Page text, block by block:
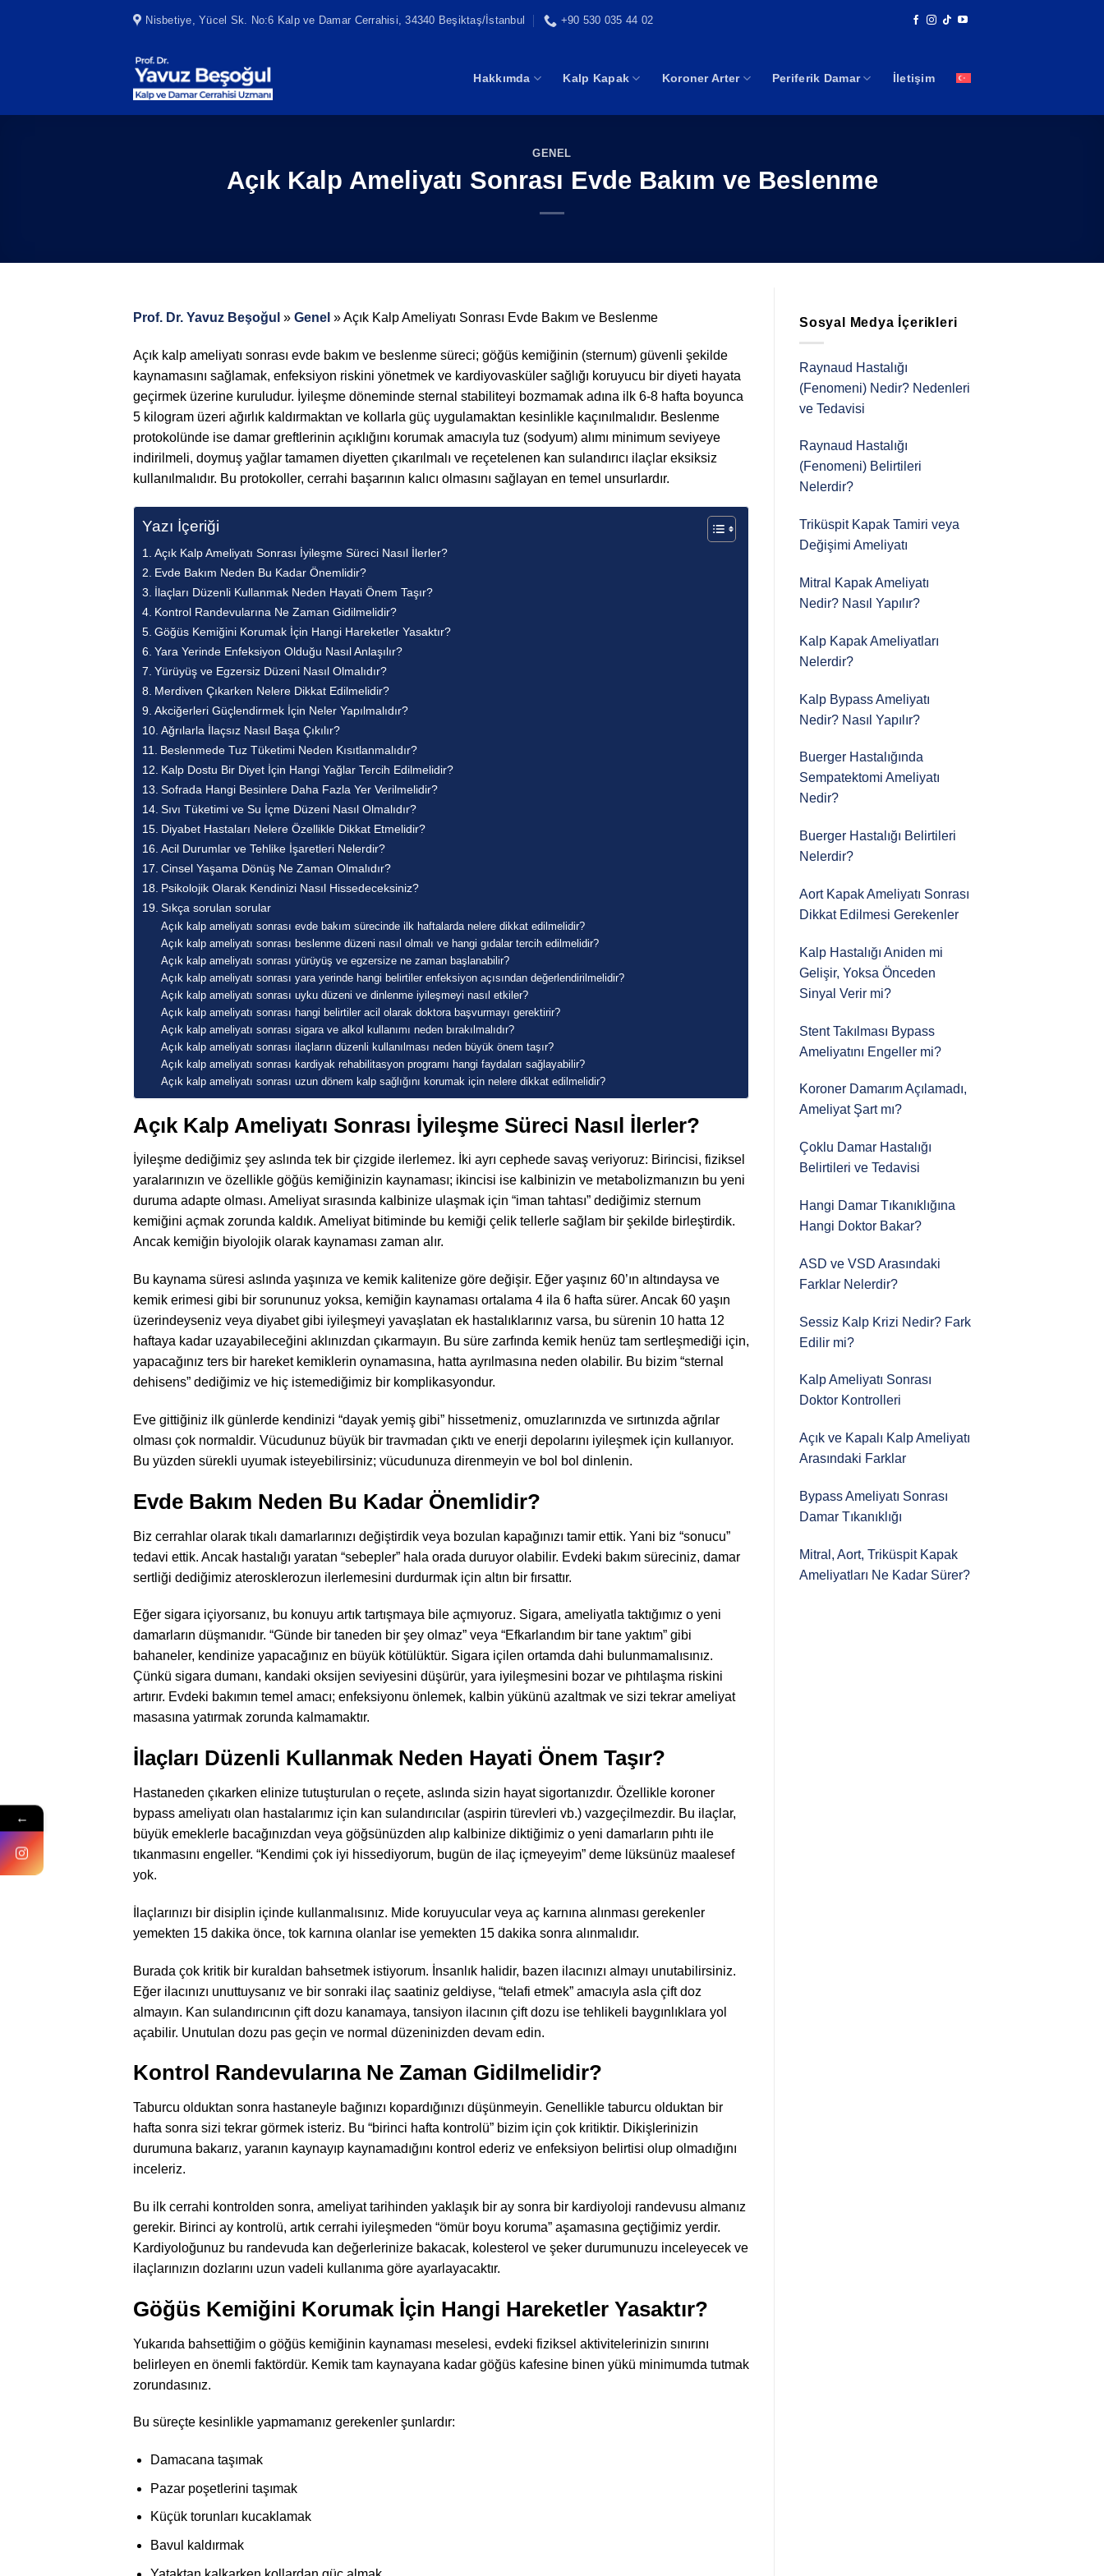
Nisbetiye, Yücel Sk. No:6 Kalp ve Damar Cerrahisi, 34340 Beşiktaş/İstanbul +90 530 035 44 02
Hakkımda Kalp Kapak Koroner Arter Periferik Damar İletişim
GENEL
Açık Kalp Ameliyatı Sonrası Evde Bakım ve Beslenme
Prof. Dr. Yavuz Beşoğul » Genel »Açık Kalp Ameliyatı Sonrası Evde Bakım ve Beslenme
Açık kalp ameliyatı sonrası evde bakım ve beslenme süreci; göğüs kemiğinin (sternum) güvenli şekilde
kaynamasını sağlamak, enfeksiyon riskini yönetmek ve kardiyovasküler sağlığı koruyucu bir diyeti hayata
geçirmek üzerine kuruludur. İyileşme döneminde sternal stabiliteyi bozmamak adına ilk 6-8 hafta boyunca
5 kilogram üzeri ağırlık kaldırmaktan ve kollarla güç uygulamaktan kesinlikle kaçınılmalıdır. Beslenme
protokolünde ise damar greftlerinin açıklığını korumak amacıyla tuz (sodyum) alımı minimum seviyeye
indirilmeli, doymuş yağlar tamamen diyetten çıkarılmalı ve reçetelenen kan sulandırıcı ilaçlar eksiksiz
kullanılmalıdır. Bu protokoller, cerrahi başarının kalıcı olmasını sağlayan en temel unsurlardır.
Yazı İçeriği
Açık Kalp Ameliyatı Sonrası İyileşme Süreci Nasıl İlerler?
Evde Bakım Neden Bu Kadar Önemlidir?
İlaçları Düzenli Kullanmak Neden Hayati Önem Taşır?
Kontrol Randevularına Ne Zaman Gidilmelidir?
Göğüs Kemiğini Korumak İçin Hangi Hareketler Yasaktır?
Yara Yerinde Enfeksiyon Olduğu Nasıl Anlaşılır?
Yürüyüş ve Egzersiz Düzeni Nasıl Olmalıdır?
Merdiven Çıkarken Nelere Dikkat Edilmelidir?
Akciğerleri Güçlendirmek İçin Neler Yapılmalıdır?
Ağrılarla İlaçsız Nasıl Başa Çıkılır?
Beslenmede Tuz Tüketimi Neden Kısıtlanmalıdır?
Kalp Dostu Bir Diyet İçin Hangi Yağlar Tercih Edilmelidir?
Sofrada Hangi Besinlere Daha Fazla Yer Verilmelidir?
Sıvı Tüketimi ve Su İçme Düzeni Nasıl Olmalıdır?
Diyabet Hastaları Nelere Özellikle Dikkat Etmelidir?
Acil Durumlar ve Tehlike İşaretleri Nelerdir?
Cinsel Yaşama Dönüş Ne Zaman Olmalıdır?
Psikolojik Olarak Kendinizi Nasıl Hissedeceksiniz?
Sıkça sorulan sorular
Açık kalp ameliyatı sonrası evde bakım sürecinde ilk haftalarda nelere dikkat edilmelidir?
Açık kalp ameliyatı sonrası beslenme düzeni nasıl olmalı ve hangi gıdalar tercih edilmelidir?
Açık kalp ameliyatı sonrası yürüyüş ve egzersize ne zaman başlanabilir?
Açık kalp ameliyatı sonrası yara yerinde hangi belirtiler enfeksiyon açısından değerlendirilmelidir?
Açık kalp ameliyatı sonrası uyku düzeni ve dinlenme iyileşmeyi nasıl etkiler?
Açık kalp ameliyatı sonrası hangi belirtiler acil olarak doktora başvurmayı gerektirir?
Açık kalp ameliyatı sonrası sigara ve alkol kullanımı neden bırakılmalıdır?
Açık kalp ameliyatı sonrası ilaçların düzenli kullanılması neden büyük önem taşır?
Açık kalp ameliyatı sonrası kardiyak rehabilitasyon programı hangi faydaları sağlayabilir?
Açık kalp ameliyatı sonrası uzun dönem kalp sağlığını korumak için nelere dikkat edilmelidir?
Açık Kalp Ameliyatı Sonrası İyileşme Süreci Nasıl İlerler?
İyileşme dediğimiz şey aslında tek bir çizgide ilerlemez. İki ayrı cephede savaş veriyoruz: Birincisi, fiziksel
yaralarınızın ve özellikle göğüs kemiğinizin kaynaması; ikincisi ise kalbinizin ve metabolizmanızın bu yeni
duruma adapte olması. Ameliyat sırasında kalbinize ulaşmak için “iman tahtası” dediğimiz sternum
kemiğini açmak zorunda kaldık. Ameliyat bitiminde bu kemiği çelik tellerle sağlam bir şekilde birleştirdik.
Ancak kemiğin biyolojik olarak kaynaması zaman alır.
Bu kaynama süresi aslında yaşınıza ve kemik kalitenize göre değişir. Eğer yaşınız 60’ın altındaysa ve
kemik erimesi gibi bir sorununuz yoksa, kemiğin kaynaması ortalama 4 ila 6 hafta sürer. Ancak 60 yaşın
üzerindeyseniz veya diyabet gibi iyileşmeyi yavaşlatan ek hastalıklarınız varsa, bu sürenin 10 hatta 12
haftaya kadar uzayabileceğini aklınızdan çıkarmayın. Bu süre zarfında kemik henüz tam sertleşmediği için,
yapacağınız ters bir hareket kemiklerin oynamasına, hatta ayrılmasına neden olabilir. Bu bizim “sternal
dehisens” dediğimiz ve hiç istemediğimiz bir komplikasyondur.
Eve gittiğiniz ilk günlerde kendinizi “dayak yemiş gibi” hissetmeniz, omuzlarınızda ve sırtınızda ağrılar
olması çok normaldir. Vücudunuz büyük bir travmadan çıktı ve enerji depolarını iyileşmek için kullanıyor.
Bu yüzden sürekli uyumak isteyebilirsiniz; vücudunuza direnmeyin ve bol bol dinlenin.
Evde Bakım Neden Bu Kadar Önemlidir?
Biz cerrahlar olarak tıkalı damarlarınızı değiştirdik veya bozulan kapağınızı tamir ettik. Yani biz “sonucu”
tedavi ettik. Ancak hastalığı yaratan “sebepler” hala orada duruyor olabilir. Evdeki bakım süreciniz, damar
sertliği dediğimiz aterosklerozun ilerlemesini durdurmak için altın bir fırsattır.
Eğer sigara içiyorsanız, bu konuyu artık tartışmaya bile açmıyoruz. Sigara, ameliyatla taktığımız o yeni
damarların düşmanıdır. “Günde bir taneden bir şey olmaz” veya “Efkarlandım bir tane yaktım” gibi
bahaneler, kendinize yapacağınız en büyük kötülüktür. Sigara içilen ortamda dahi bulunmamalısınız.
Çünkü sigara dumanı, kandaki oksijen seviyesini düşürür, yara iyileşmesini bozar ve pıhtılaşma riskini
artırır. Evdeki bakımın temel amacı; enfeksiyonu önlemek, kalbin yükünü azaltmak ve sizi tekrar ameliyat
masasına yatırmak zorunda kalmamaktır.
İlaçları Düzenli Kullanmak Neden Hayati Önem Taşır?
Hastaneden çıkarken elinize tutuşturulan o reçete, aslında sizin hayat sigortanızdır. Özellikle koroner
bypass ameliyatı olan hastalarımız için kan sulandırıcılar (aspirin türevleri vb.) vazgeçilmezdir. Bu ilaçlar,
büyük emeklerle bacağınızdan veya göğsünüzden alıp kalbinize diktiğimiz o yeni damarların pıhtı ile
tıkanmasını engeller. “Kendimi çok iyi hissediyorum, bugün de ilaç içmeyeyim” deme lüksünüz maalesef
yok.
İlaçlarınızı bir disiplin içinde kullanmalısınız. Mide koruyucular veya aç karnına alınması gerekenler
yemekten 15 dakika önce, tok karnına olanlar ise yemekten 15 dakika sonra alınmalıdır.
Burada çok kritik bir kuraldan bahsetmek istiyorum. İnsanlık halidir, bazen ilacınızı almayı unutabilirsiniz.
Eğer ilacınızı unuttuysanız ve bir sonraki ilaç saatiniz geldiyse, “telafi etmek” amacıyla asla çift doz
almayın. Kan sulandırıcının çift dozu kanamaya, tansiyon ilacının çift dozu ise tehlikeli baygınlıklara yol
açabilir. Unutulan dozu pas geçin ve normal düzeninizden devam edin.
Kontrol Randevularına Ne Zaman Gidilmelidir?
Taburcu olduktan sonra hastaneyle bağınızı kopardığınızı düşünmeyin. Genellikle taburcu olduktan bir
hafta sonra sizi tekrar görmek isteriz. Bu “birinci hafta kontrolü” bizim için çok kritiktir. Dikişlerinizin
durumuna bakarız, yaranın kaynayıp kaynamadığını kontrol ederiz ve enfeksiyon belirtisi olup olmadığını
inceleriz.
Bu ilk cerrahi kontrolden sonra, ameliyat tarihinden yaklaşık bir ay sonra bir kardiyoloji randevusu almanız
gerekir. Birinci ay kontrolü, artık cerrahi iyileşmeden “ömür boyu koruma” aşamasına geçtiğimiz yerdir.
Kardiyoloğunuz bu randevuda kan değerlerinize bakacak, kolesterol ve şeker durumunuzu inceleyecek ve
ilaçlarınızın dozlarını uzun vadeli kullanıma göre ayarlayacaktır.
Göğüs Kemiğini Korumak İçin Hangi Hareketler Yasaktır?
Yukarıda bahsettiğim o göğüs kemiğinin kaynaması meselesi, evdeki fiziksel aktivitelerinizin sınırını
belirleyen en önemli faktördür. Kemik tam kaynayana kadar göğüs kafesine binen yükü minimumda tutmak
zorundasınız.
Bu süreçte kesinlikle yapmamanız gerekenler şunlardır:
Damacana taşımak
Pazar poşetlerini taşımak
Küçük torunları kucaklamak
Bavul kaldırmak
Sosyal Medya İçerikleri
Raynaud Hastalığı
(Fenomeni) Nedir? Nedenleri
ve Tedavisi
Raynaud Hastalığı
(Fenomeni) Belirtileri
Nelerdir?
Triküspit Kapak Tamiri veya
Değişimi Ameliyatı
Mitral Kapak Ameliyatı
Nedir? Nasıl Yapılır?
Kalp Kapak Ameliyatları
Nelerdir?
Kalp Bypass Ameliyatı
Nedir? Nasıl Yapılır?
Buerger Hastalığında
Sempatektomi Ameliyatı
Nedir?
Buerger Hastalığı Belirtileri
Nelerdir?
Aort Kapak Ameliyatı Sonrası
Dikkat Edilmesi Gerekenler
Kalp Hastalığı Aniden mi
Gelişir, Yoksa Önceden
Sinyal Verir mi?
Stent Takılması Bypass
Ameliyatını Engeller mi?
Koroner Damarım Açılamadı,
Ameliyat Şart mı?
Çoklu Damar Hastalığı
Belirtileri ve Tedavisi
Hangi Damar Tıkanıklığına
Hangi Doktor Bakar?
ASD ve VSD Arasındaki
Farklar Nelerdir?
Sessiz Kalp Krizi Nedir? Fark
Edilir mi?
Kalp Ameliyatı Sonrası
Doktor Kontrolleri
Açık ve Kapalı Kalp Ameliyatı
Arasındaki Farklar
Bypass Ameliyatı Sonrası
Damar Tıkanıklığı
Mitral, Aort, Triküspit Kapak
Ameliyatları Ne Kadar Sürer?
←